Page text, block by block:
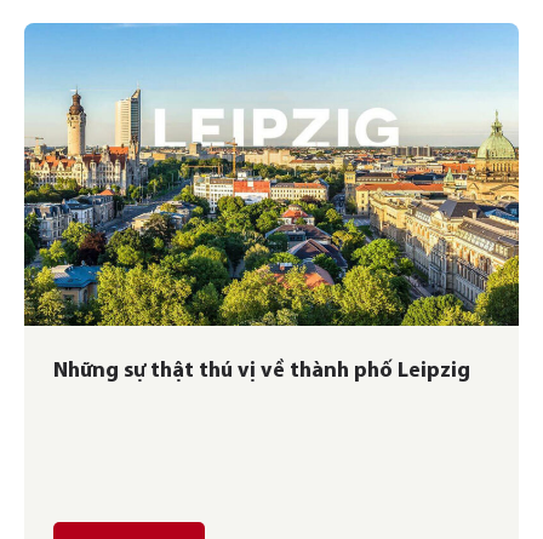
Những sự thật thú vị về thành phố Leipzig